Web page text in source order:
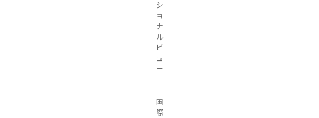
シ
ョ
ナ
ル
ビ
ュ
ー
国
際